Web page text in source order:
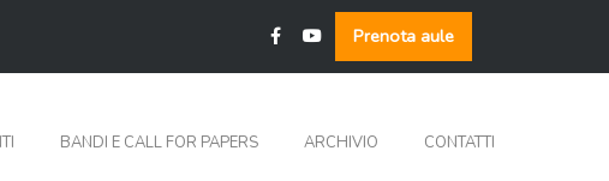
Prenota aule
BANDI E CALL FOR PAPERS ARCHIVIO CONTATTI